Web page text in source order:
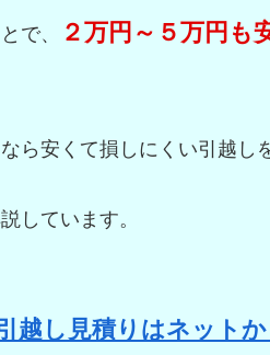
で、
２万円～５万円も
ら安くて損しにくい引越し
しています。
越し見積りはネット